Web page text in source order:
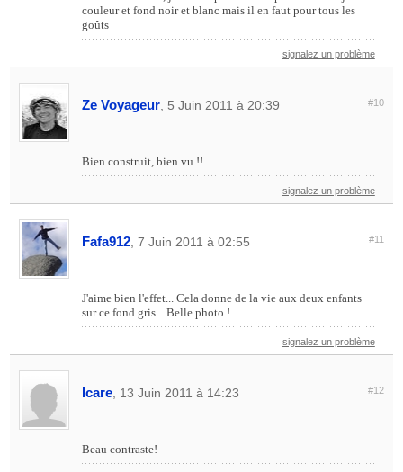
couleur et fond noir et blanc mais il en faut pour tous les
goûts
signalez un problème
Ze Voyageur , 5 Juin 2011 à 20:39 #10
Bien construit, bien vu !!
signalez un problème
Fafa912 , 7 Juin 2011 à 02:55 #11
J'aime bien l'effet... Cela donne de la vie aux deux enfants
sur ce fond gris... Belle photo !
signalez un problème
Icare , 13 Juin 2011 à 14:23 #12
Beau contraste!